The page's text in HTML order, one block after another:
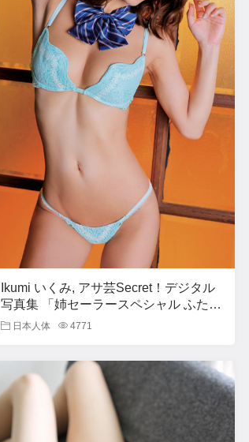
Ikumi いくみ, アサ芸Secret！デジタル
写真集 「姉セーラースペシャル ふたり
だけの秘密だよ」 Set.01
日本人体 4771